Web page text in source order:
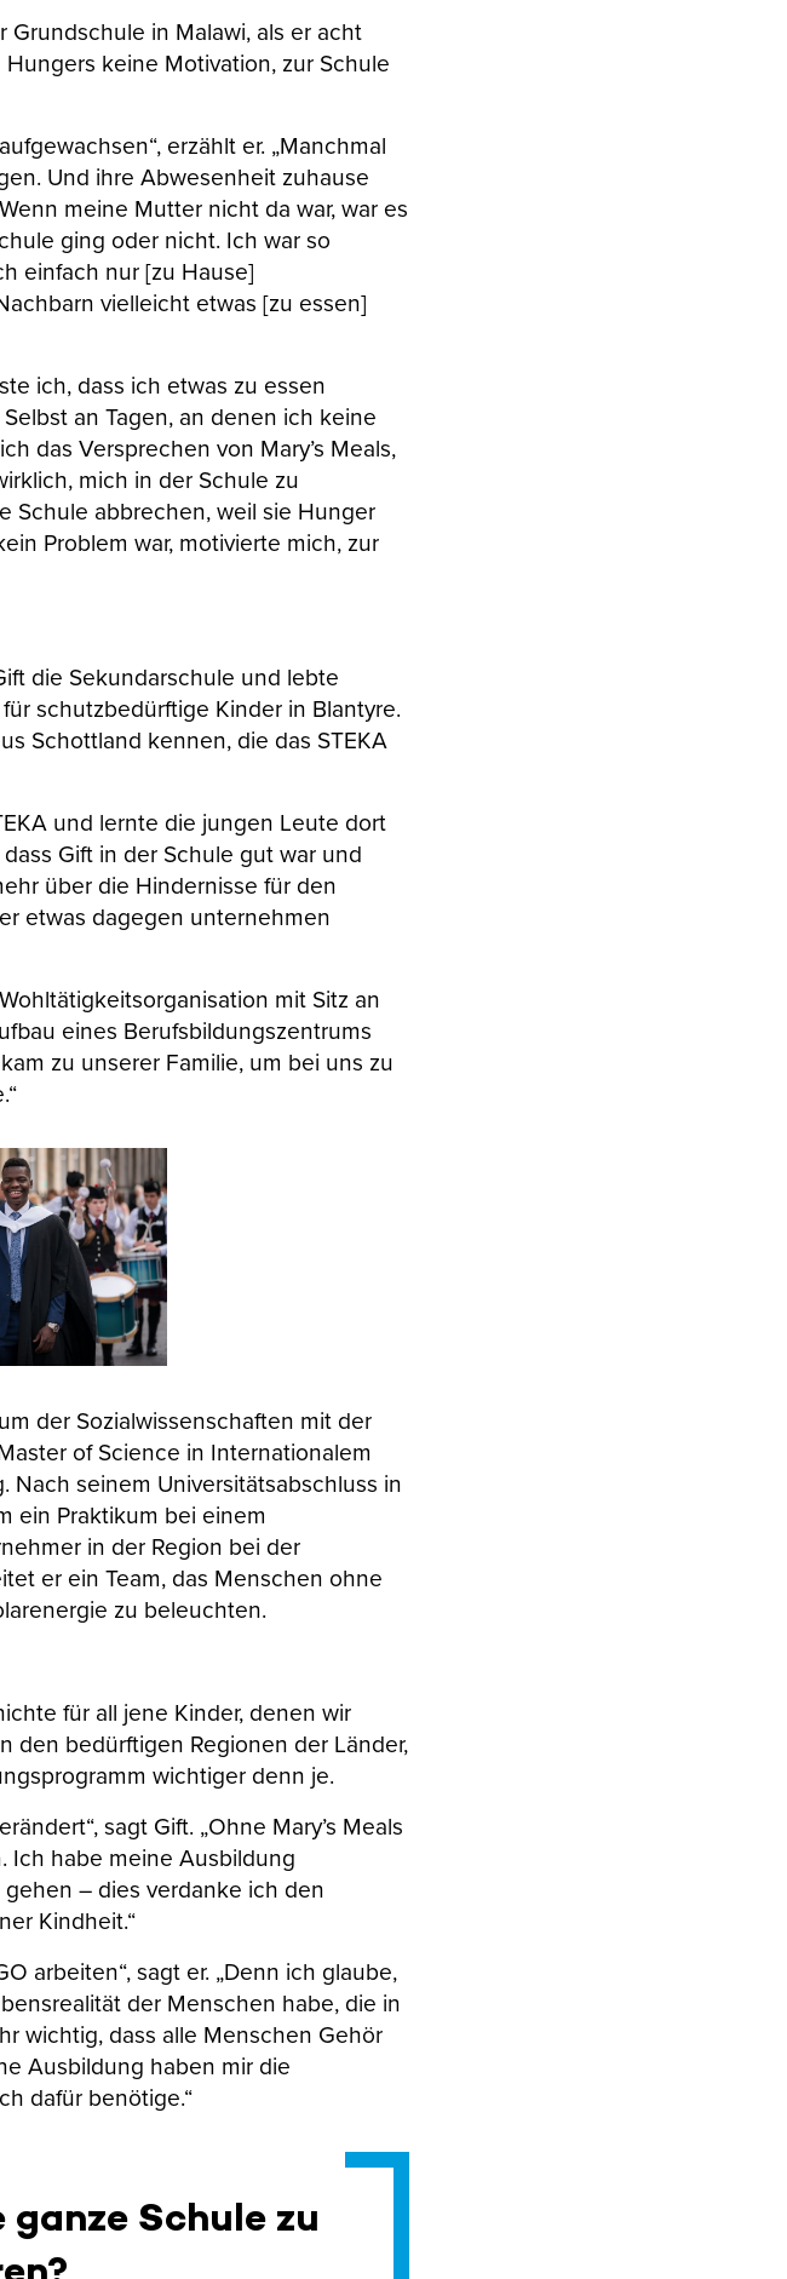
in Malawi, als er acht
keine Motivation, zur Schule
erzählt er. „Manchmal
Und ihre Abwesenheit zuhause
meine Mutter nicht da war, war es
ging oder nicht. Ich war so
einfach nur [zu Hause]
vielleicht etwas [zu essen]
ich, dass ich etwas zu essen
an Tagen, an denen ich keine
das Versprechen von Mary’s Meals,
mich in der Schule zu
Schule abbrechen, weil sie Hunger
Problem war, motivierte mich, zur
die Sekundarschule und lebte
schutzbedürftige Kinder in Blantyre.
Schottland kennen, die das STEKA
und lernte die jungen Leute dort
Gift in der Schule gut war und
über die Hindernisse für den
etwas dagegen unternehmen
mit Sitz an
eines Berufsbildungszentrums
zu unserer Familie, um bei uns zu
der Sozialwissenschaften mit der
of Science in Internationalem
seinem Universitätsabschluss in
ein Praktikum bei einem
in der Region bei der
er ein Team, das Menschen ohne
zu beleuchten.
für all jene Kinder, denen wir
den bedürftigen Regionen der Länder,
wichtiger denn je.
sagt Gift. „Ohne Mary’s Meals
Ich habe meine Ausbildung
– dies verdanke ich den
Kindheit.“
arbeiten“, sagt er. „Denn ich glaube,
der Menschen habe, die in
wichtig, dass alle Menschen Gehör
Ausbildung haben mir die
dafür benötige.“
Schule zu